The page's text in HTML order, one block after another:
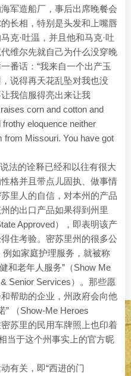
军造船厂，事后出席晚餐会
长相，特别是头发和上嘴唇
克·吐温，并且他和马克·吐
维尔先就自己为什么没穿晚
番话：“我来自一个出产玉
说得再天花乱坠对我也没
我信服得亮出来让我
corn and cotton and
eloquence neither
Missouri. You have got
法的诠释已经和以往有很大
格并且带点儿固执、做事情
里人的自信，对本州的产品
的出口产品如果得到州里
Approved），即表明该产
住考验。密苏里州的很多公
如家庭护理服务，就被称
和老年人服务”（Show Me
Senior Services）。那些愿
帮助的企业，州政府会向他
” （Show-Me Heroes
苏里的民用车牌照上也印着
当于这个州事实上的官方昵
有关，即“西进的门